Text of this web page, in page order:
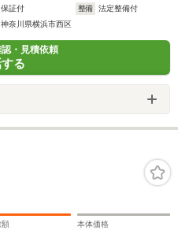
保証付 整備
法定整備付
神奈川県横浜市西区
・見積依頼
る
額 本体価格